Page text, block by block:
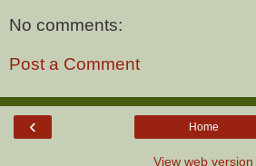
No comments:
Post a Comment
‹ Home
View web version